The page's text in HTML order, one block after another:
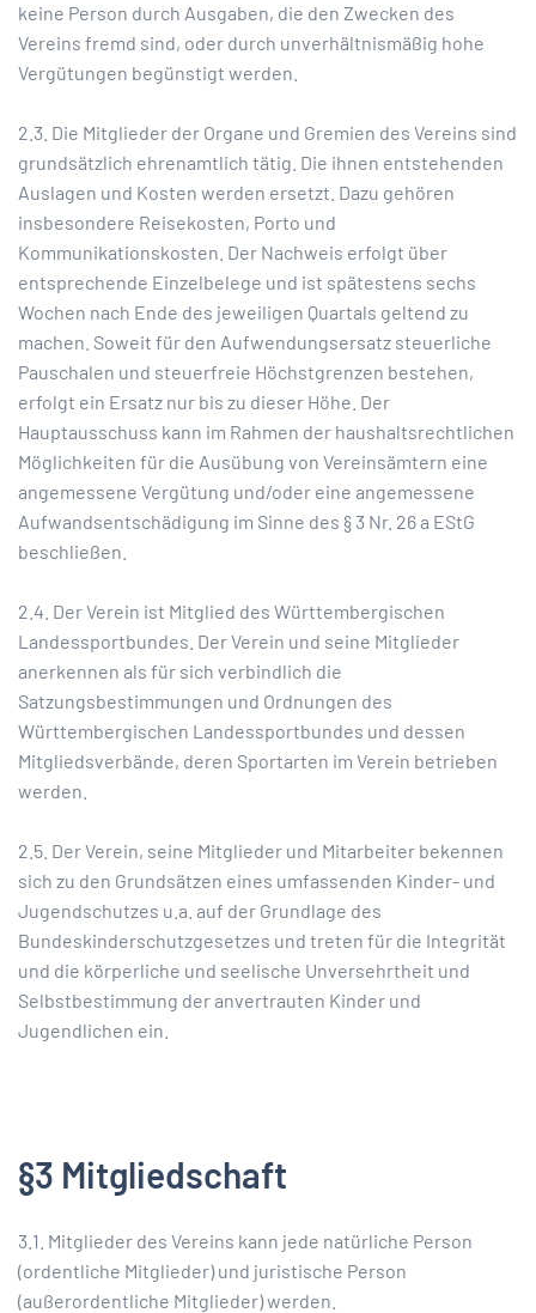
keine Person durch Ausgaben, die den Zwecken des
Vereins fremd sind, oder durch unverhältnismäßig hohe
Vergütungen begünstigt werden.
2.3. Die Mitglieder der Organe und Gremien des Vereins sind
grundsätzlich ehrenamtlich tätig. Die ihnen entstehenden
Auslagen und Kosten werden ersetzt. Dazu gehören
insbesondere Reisekosten, Porto und
Kommunikationskosten. Der Nachweis erfolgt über
entsprechende Einzelbelege und ist spätestens sechs
Wochen nach Ende des jeweiligen Quartals geltend zu
machen. Soweit für den Aufwendungsersatz steuerliche
Pauschalen und steuerfreie Höchstgrenzen bestehen,
erfolgt ein Ersatz nur bis zu dieser Höhe. Der
Hauptausschuss kann im Rahmen der haushaltsrechtlichen
Möglichkeiten für die Ausübung von Vereinsämtern eine
angemessene Vergütung und/oder eine angemessene
Aufwandsentschädigung im Sinne des § 3 Nr. 26 a EStG
beschließen.
2.4. Der Verein ist Mitglied des Württembergischen
Landessportbundes. Der Verein und seine Mitglieder
anerkennen als für sich verbindlich die
Satzungsbestimmungen und Ordnungen des
Württembergischen Landessportbundes und dessen
Mitgliedsverbände, deren Sportarten im Verein betrieben
werden.
2.5. Der Verein, seine Mitglieder und Mitarbeiter bekennen
sich zu den Grundsätzen eines umfassenden Kinder- und
Jugendschutzes u.a. auf der Grundlage des
Bundeskinderschutzgesetzes und treten für die Integrität
und die körperliche und seelische Unversehrtheit und
Selbstbestimmung der anvertrauten Kinder und
Jugendlichen ein.
§3 Mitgliedschaft
3.1. Mitglieder des Vereins kann jede natürliche Person
(ordentliche Mitglieder) und juristische Person
(außerordentliche Mitglieder) werden.